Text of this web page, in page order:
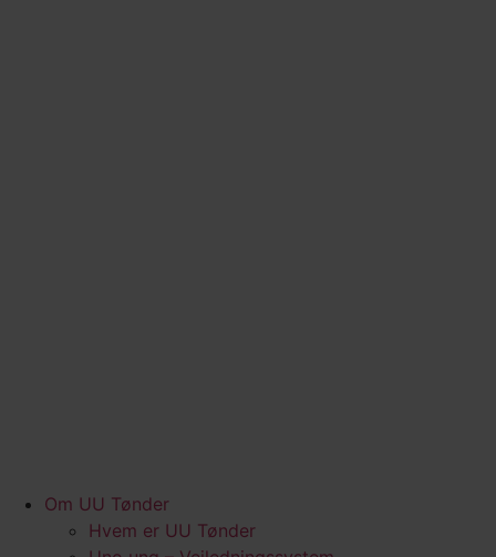
Om UU Tønder
Hvem er UU Tønder